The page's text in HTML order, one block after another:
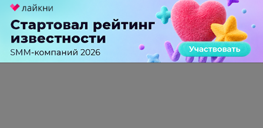
Крупнейший сбой в рунете: пользователи не могут
попасть на популярные сайты